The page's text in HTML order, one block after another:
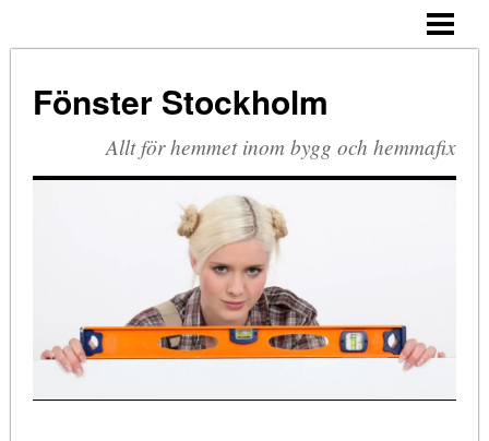
TRÄ OCH ALUMINIUM
Fönster Stockholm
Allt för hemmet inom bygg och hemmafix